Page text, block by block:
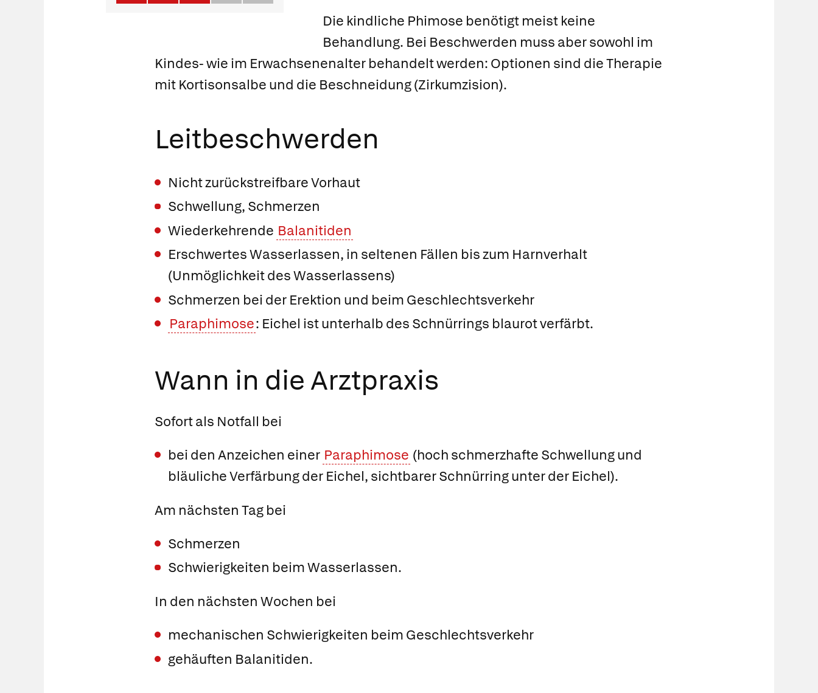
Die kindliche Phimose benötigt meist keine
Behandlung. Bei Beschwerden muss aber sowohl im
Kindes- wie im Erwachsenenalter behandelt werden: Optionen sind die Therapie
mit Kortisonsalbe und die Beschneidung (Zirkumzision).
Leitbeschwerden
Nicht zurückstreifbare Vorhaut
Schwellung, Schmerzen
Wiederkehrende Balanitiden
Erschwertes Wasserlassen, in seltenen Fällen bis zum Harnverhalt
(Unmöglichkeit des Wasserlassens)
Schmerzen bei der Erektion und beim Geschlechtsverkehr
Paraphimose: Eichel ist unterhalb des Schnürrings blaurot verfärbt.
Wann in die Arztpraxis
Sofort als Notfall bei
bei den Anzeichen einer Paraphimose (hoch schmerzhafte Schwellung und
bläuliche Verfärbung der Eichel, sichtbarer Schnürring unter der Eichel).
Am nächsten Tag bei
Schmerzen
Schwierigkeiten beim Wasserlassen.
In den nächsten Wochen bei
mechanischen Schwierigkeiten beim Geschlechtsverkehr
gehäuften Balanitiden.